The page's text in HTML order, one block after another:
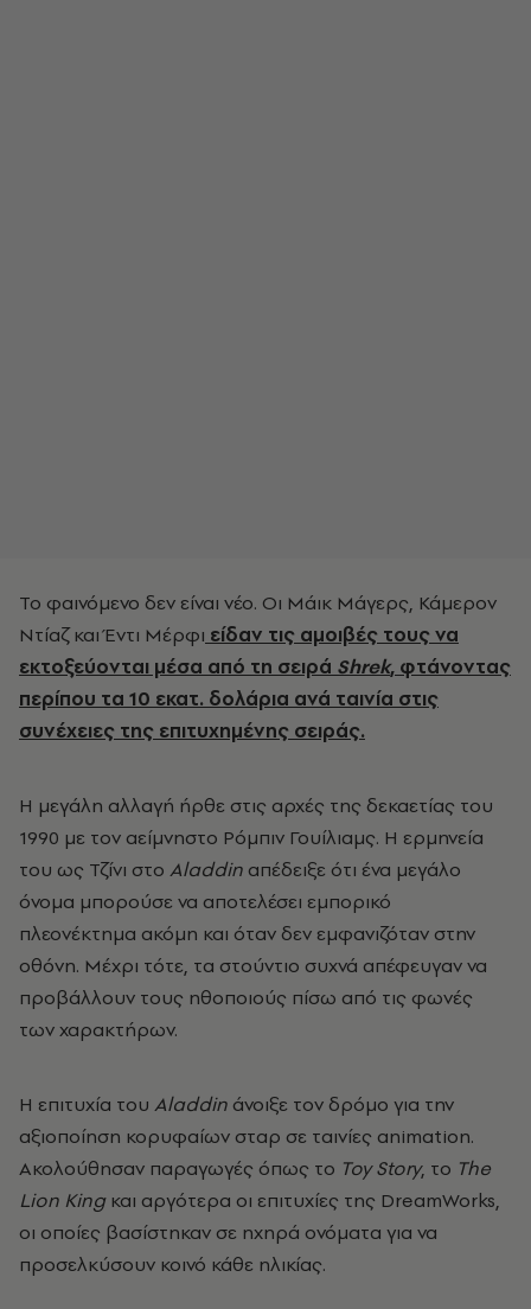
Το φαινόμενο δεν είναι νέο. Οι Μάικ Μάγερς, Κάμερον
Ντίαζ και Έντι Μέρφι είδαν τις αμοιβές τους να
εκτοξεύονται μέσα από τη σειρά Shrek, φτάνοντας
περίπου τα 10 εκατ. δολάρια ανά ταινία στις
συνέχειες της επιτυχημένης σειράς.
Η μεγάλη αλλαγή ήρθε στις αρχές της δεκαετίας του
1990 με τον αείμνηστο Ρόμπιν Γουίλιαμς. Η ερμηνεία
του ως Τζίνι στο Aladdin απέδειξε ότι ένα μεγάλο
όνομα μπορούσε να αποτελέσει εμπορικό
πλεονέκτημα ακόμη και όταν δεν εμφανιζόταν στην
οθόνη. Μέχρι τότε, τα στούντιο συχνά απέφευγαν να
προβάλλουν τους ηθοποιούς πίσω από τις φωνές
των χαρακτήρων.
Η επιτυχία του Aladdin άνοιξε τον δρόμο για την
αξιοποίηση κορυφαίων σταρ σε ταινίες animation.
Ακολούθησαν παραγωγές όπως το Toy Story, το The
Lion Kingκαι αργότερα οι επιτυχίες της DreamWorks,
οι οποίες βασίστηκαν σε ηχηρά ονόματα για να
προσελκύσουν κοινό κάθε ηλικίας.